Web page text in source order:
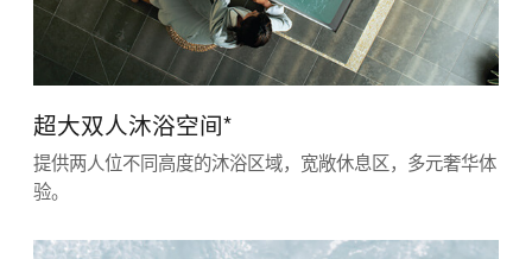
超大双人沐浴空间*
提供两人位不同高度的沐浴区域，宽敞休息区，多元奢华体
验。